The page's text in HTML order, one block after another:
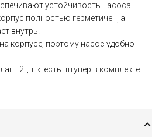
устойчивость насоса.
полностью герметичен, а
внутрь.
корпусе, поэтому насос удобно
2", т.к. есть штуцер в комплекте.